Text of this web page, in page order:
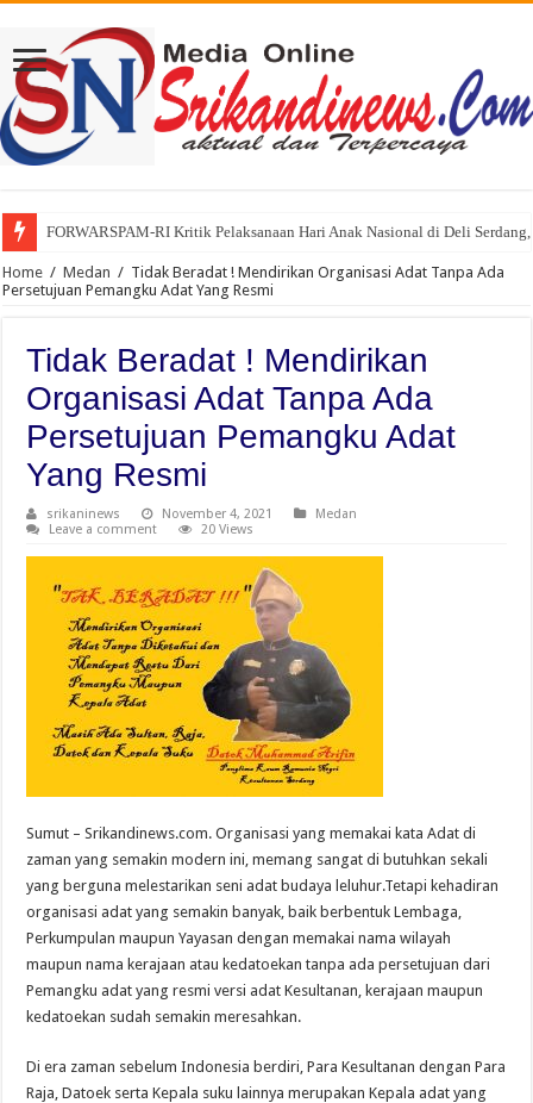
FORWARSPAM-RI Kritik Pelaksanaan Hari Anak Nasional di Deli
Home / Medan / Tidak Beradat ! Mendirikan Organisasi Adat Tanpa Ada
Persetujuan Pemangku Adat Yang Resmi
Tidak Beradat ! Mendirikan
Organisasi Adat Tanpa Ada
Persetujuan Pemangku Adat
Yang Resmi
srikaninews November 4, 2021
Medan
Leave a comment
20 Views
Sumut – Srikandinews.com. Organisasi yang memakai kata Adat di
zaman yang semakin modern ini, memang sangat di butuhkan sekali
yang berguna melestarikan seni adat budaya leluhur.Tetapi kehadiran
organisasi adat yang semakin banyak, baik berbentuk Lembaga,
Perkumpulan maupun Yayasan dengan memakai nama wilayah
maupun nama kerajaan atau kedatoekan tanpa ada persetujuan dari
Pemangku adat yang resmi versi adat Kesultanan, kerajaan maupun
kedatoekan sudah semakin meresahkan.
Di era zaman sebelum Indonesia berdiri, Para Kesultanan dengan Para
Raja, Datoek serta Kepala suku lainnya merupakan Kepala adat yang